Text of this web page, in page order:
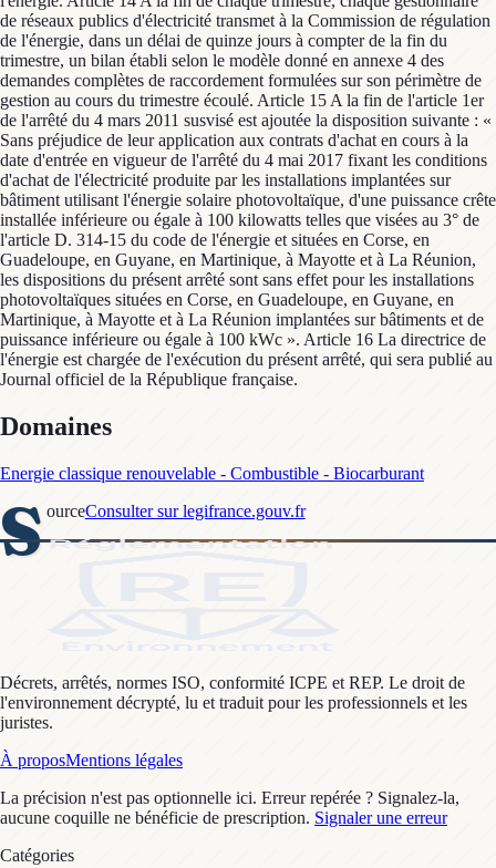
Domaines
Energie classique renouvelable - Combustible - Biocarburant
S ourceConsulter sur legifrance.gouv.fr
Décrets, arrêtés, normes ISO, conformité ICPE et REP. Le droit de
l'environnement décrypté, lu et traduit pour les professionnels et les
juristes.
À proposMentions légales
La précision n'est pas optionnelle ici. Erreur repérée ? Signalez-la,
aucune coquille ne bénéficie de prescription. Signaler une erreur
Catégories